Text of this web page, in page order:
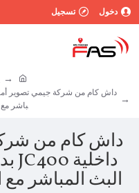
دخول تسجيل
باشر مع
داش كام من
البث المباشر مع